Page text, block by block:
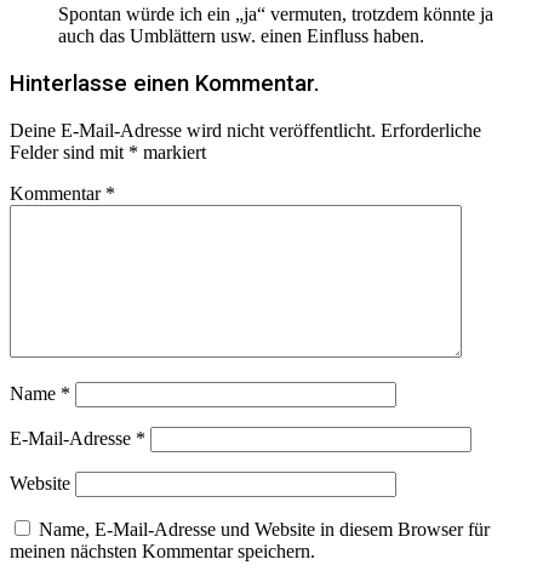
Spontan würde ich ein „ja“ vermuten, trotzdem könnte ja
auch das Umblättern usw. einen Einfluss haben.
Hinterlasse einen Kommentar.
Deine E-Mail-Adresse wird nicht veröffentlicht. Erforderliche
Felder sind mit * markiert
Kommentar *
Name *
E-Mail-Adresse *
Website
Name, E-Mail-Adresse und Website in diesem Browser für
meinen nächsten Kommentar speichern.